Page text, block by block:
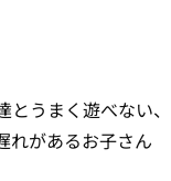
うまく遊べない、
れがあるお子さん